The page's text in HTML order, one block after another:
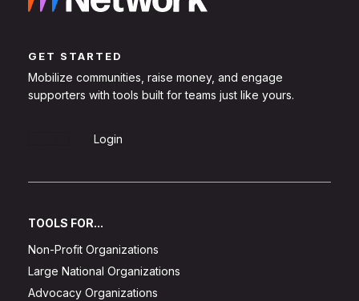
GET STARTED
Mobilize communities, raise money, and engage
supporters with tools built for teams just like yours.
Login
TOOLS FOR...
Non-Profit Organizations
Large National Organizations
Advocacy Organizations